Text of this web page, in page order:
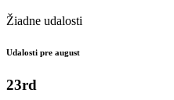
Žiadne udalosti
Udalosti pre august
23rd